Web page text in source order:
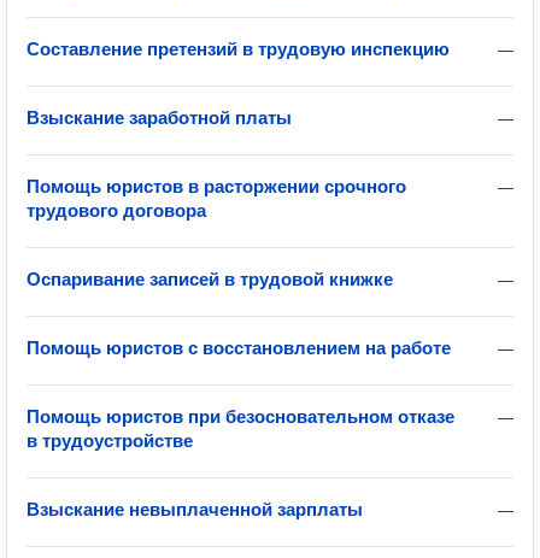
—
Составление претензий в трудовую инспекцию
—
Взыскание заработной платы
—
Помощь юристов в расторжении срочного
трудового договора
—
Оспаривание записей в трудовой книжке
—
Помощь юристов с восстановлением на работе
—
Помощь юристов при безосновательном отказе
в трудоустройстве
—
Взыскание невыплаченной зарплаты